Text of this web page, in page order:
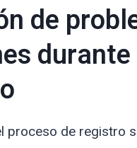
de
durante
proceso de registro